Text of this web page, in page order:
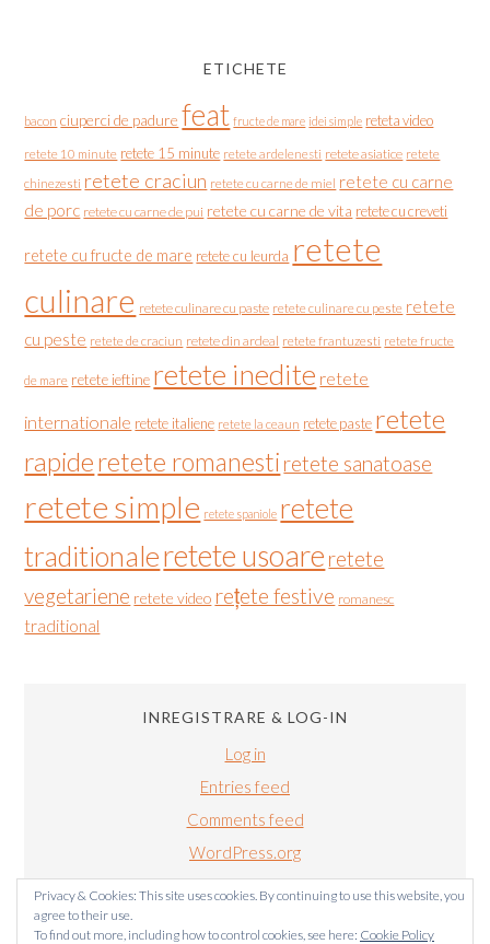
ETICHETE
bacon ciuperci de padure feat fructe de mare idei simple reteta video
retete 10 minute retete 15 minute retete ardelenesti retete asiatice retete
chinezesti retete craciun retete cu carne de miel retete cu carne
de porc retete cu carne de pui retete cu carne de vita retete cu creveti
retete cu fructe de mare retete cu leurda retete
culinare retete culinare cu paste retete culinare cu peste retete
cu peste retete de craciun retete din ardeal retete frantuzesti retete fructe
de mare retete ieftine retete inedite retete
internationale retete italiene retete la ceaun retete paste retete
rapideretete romanesti retete sanatoase
retete simple retete spaniole retete
traditionaleretete usoare retete
vegetariene retete video rețete festive romanesc
traditional
INREGISTRARE & LOG-IN
Log in
Entries feed
Comments feed
WordPress.org
Privacy & Cookies: This site uses cookies. By continuing to use this website, you
agree to their use.
To find out more, including how to control cookies, see here: Cookie Policy